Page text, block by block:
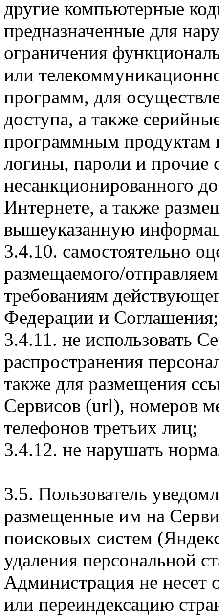
другие компьютерные
предназначенные для
ограничения
или
программ, для
доступа, а также
программным продуктам
логины, пароли и прочие
несанкционированного
Интернете, а также
вышеуказанную
3.4.10. самостоятельно
размещаемого/
требованиям
Федерации и Соглашения;
3.4.11. не использовать
распространения
также для размещения
Сервисов (url), номеров
телефонов третьих лиц;
3.4.12. не нарушать
3.5. Пользователь
размещенные им на
поисковых систем
удаления персональной
Администрация не несет
или переиндексацию